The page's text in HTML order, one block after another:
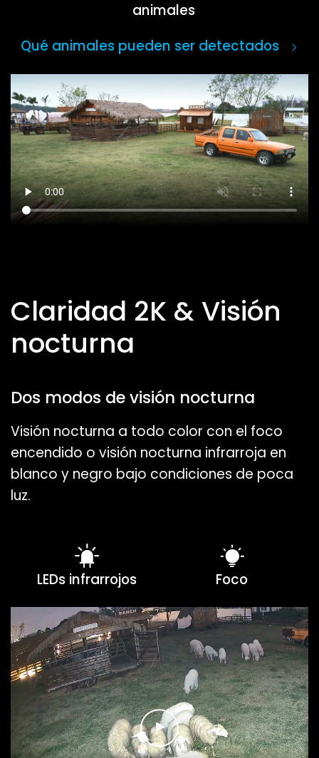
animales
Qué animales pueden ser detectados
Claridad 2K & Visión
nocturna
Dos modos de visión nocturna
Visión nocturna a todo color con el foco
encendido o visión nocturna infrarroja en
blanco y negro bajo condiciones de poca
luz.
LEDs infrarrojos Foco